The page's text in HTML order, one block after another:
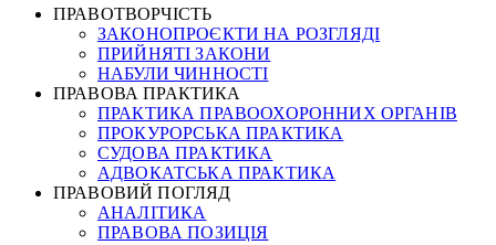
ПРАВОТВОРЧІСТЬ
ЗАКОНОПРОЄКТИ НА РОЗГЛЯДІ
ПРИЙНЯТІ ЗАКОНИ
НАБУЛИ ЧИННОСТІ
ПРАВОВА ПРАКТИКА
ПРАКТИКА ПРАВООХОРОННИХ ОРГАНІВ
ПРОКУРОРСЬКА ПРАКТИКА
СУДОВА ПРАКТИКА
АДВОКАТСЬКА ПРАКТИКА
ПРАВОВИЙ ПОГЛЯД
АНАЛІТИКА
ПРАВОВА ПОЗИЦІЯ